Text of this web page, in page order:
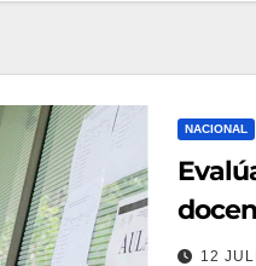
NACIONAL
12